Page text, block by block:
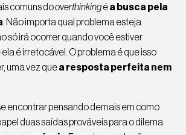
comuns dooverthinkingéa busca pela
. Não importa qual problema esteja
só irá ocorrer quando você estiver
é irretocável. O problema é que isso
uma vez quea resposta perfeita nem
encontrar pensando demais em como
duas saídas prováveis para o dilema.